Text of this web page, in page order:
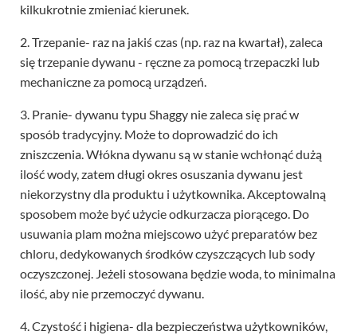
kilkukrotnie zmieniać kierunek.
2. Trzepanie- raz na jakiś czas (np. raz na kwartał), zaleca
się trzepanie dywanu - ręczne za pomocą trzepaczki lub
mechaniczne za pomocą urządzeń.
3. Pranie- dywanu typu Shaggy nie zaleca się prać w
sposób tradycyjny. Może to doprowadzić do ich
zniszczenia. Włókna dywanu są w stanie wchłonąć dużą
ilość wody, zatem długi okres osuszania dywanu jest
niekorzystny dla produktu i użytkownika. Akceptowalną
sposobem może być użycie odkurzacza piorącego. Do
usuwania plam można miejscowo użyć preparatów bez
chloru, dedykowanych środków czyszczących lub sody
oczyszczonej. Jeżeli stosowana będzie woda, to minimalna
ilość, aby nie przemoczyć dywanu.
4. Czystość i higiena- dla bezpieczeństwa użytkowników,